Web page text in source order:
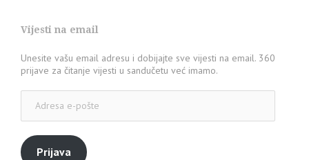
Vijesti na email
Unesite vašu email adresu i dobijajte sve vijesti na email. 360
prijave za čitanje vijesti u sandučetu već imamo.
pošte
Prijava